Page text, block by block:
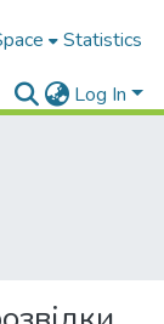
Statistics
Log In